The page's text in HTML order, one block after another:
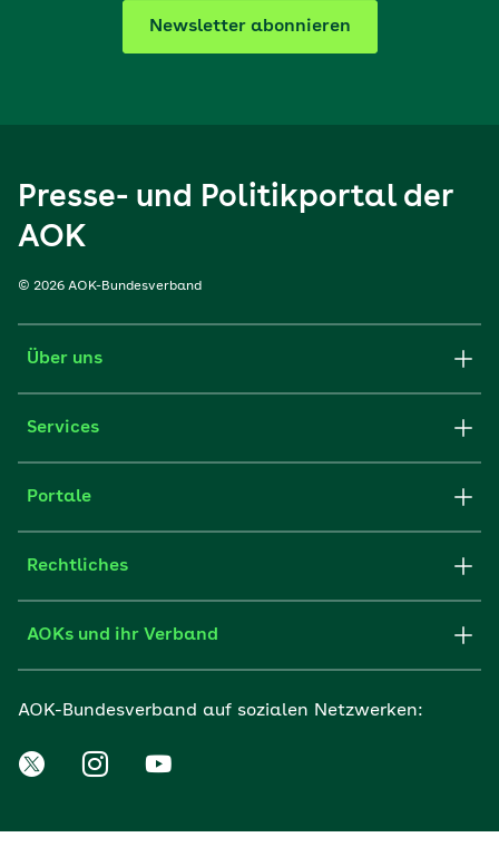
Newsletter abonnieren
Presse- und Politikportal der
AOK
© 2026 AOK-Bundesverband
Über uns
Services
Portale
Rechtliches
AOKs und ihr Verband
AOK-Bundesverband auf sozialen Netzwerken: